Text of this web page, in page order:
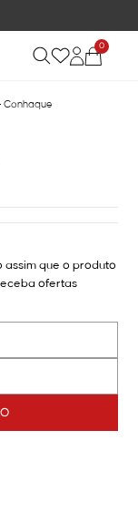
0
Conhaque
assim que o produto
ofertas